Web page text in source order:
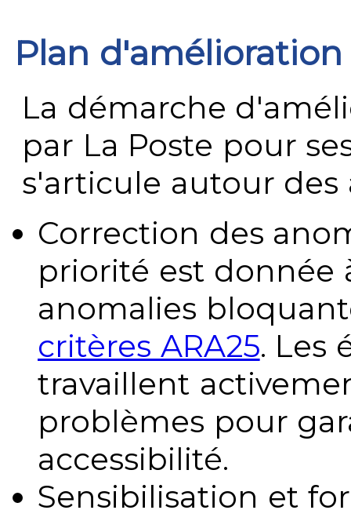
Plan
La démarche
par La Poste pour
s'articule autour des
Correction des
priorité est donnée
anomalies
critères ARA25. Les
travaillent
problèmes pour
accessibilité.
Sensibilisation et